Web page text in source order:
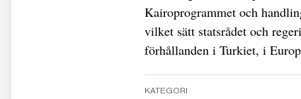
Kairoprogrammet och
vilket sätt statsrådet och
förhållanden i Turkiet, i
KATEGORI